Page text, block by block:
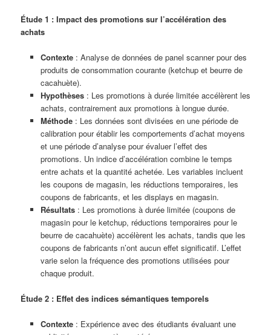
Étude 1 : Impact des promotions sur l’accélération des
achats
Contexte: Analyse de données de panel scanner pour des
produits de consommation courante (ketchup et beurre de
cacahuète).
Hypothèses: Les promotions à durée limitée accélèrent les
achats, contrairement aux promotions à longue durée.
Méthode: Les données sont divisées en une période de
calibration pour établir les comportements d’achat moyens
et une période d’analyse pour évaluer l’effet des
promotions. Un indice d’accélération combine le temps
entre achats et la quantité achetée. Les variables incluent
les coupons de magasin, les réductions temporaires, les
coupons de fabricants, et les displays en magasin.
Résultats: Les promotions à durée limitée (coupons de
magasin pour le ketchup, réductions temporaires pour le
beurre de cacahuète) accélèrent les achats, tandis que les
coupons de fabricants n’ont aucun effet significatif. L’effet
varie selon la fréquence des promotions utilisées pour
chaque produit.
Étude 2 : Effet des indices sémantiques temporels
Contexte: Expérience avec des étudiants évaluant une